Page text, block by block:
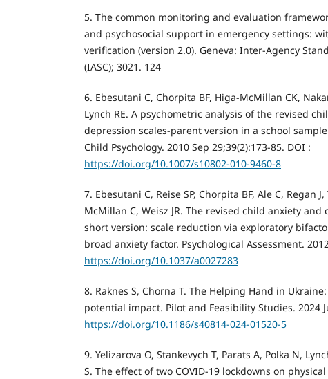
5. The common monitoring and evaluation
and psychosocial support in emergency settings:
verification (version 2.0). Geneva: Inter-Agency
(IASC); 3021. 124
6. Ebesutani C, Chorpita BF, Higa-McMillan CK,
Lynch RE. A psychometric analysis of the revised
depression scales-parent version in a school
Child Psychology. 2010 Sep 29;39(2):173-85. DOI :
https://doi.org/10.1007/s10802-010-9460-8
7. Ebesutani C, Reise SP, Chorpita BF, Ale C, Regan
McMillan C, Weisz JR. The revised child anxiety and
short version: scale reduction via exploratory
broad anxiety factor. Psychological Assessment.
https://doi.org/10.1037/a0027283
8. Raknes S, Chorna T. The Helping Hand in
potential impact. Pilot and Feasibility Studies. 2024
https://doi.org/10.1186/s40814-024-01520-5
9. Yelizarova O, Stankevych T, Parats A, Polka N,
S. The effect of two COVID-19 lockdowns on